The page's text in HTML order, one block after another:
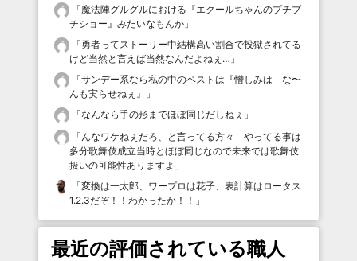
「魔法陣グルグルにおける『エクールちゃんのプチプ
チショー』みたいなもんか 」
「勇者ってストーリー中結構高い割合で投獄されてる
けど当然と言えば当然なんだよねぇ… 」
「サンデー系なら私の中のベストは『憎しみは な〜
んも実らせねぇ』
」
「なんなら手の形までほぼ同じだしねぇ 」
「 んなワケねぇだろ、と言ってる方々 やってる事は
多分歌舞伎成立当時とほぼ同じなので未来では歌舞伎
扱いの可能性ありますよ 」
「変換は一太郎、ワープロは花子、表計算はロータス
1.2.3だぞ！！わかったか！！ 」
最近の評価されている職人